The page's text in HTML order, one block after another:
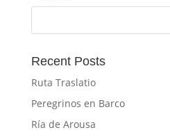
Recent Posts
Ruta Traslatio
Peregrinos en Barco
Ría de Arousa